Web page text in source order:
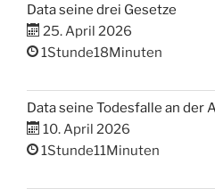
Data seine drei Gesetze
25. April 2026
1Stunde18Minuten
Data seine Todesfalle an der
10. April 2026
1Stunde11Minuten